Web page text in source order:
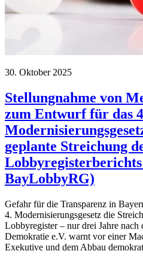
30. Oktober 2025
Stellungnahme von
zum Entwurf für das
geplante Streichung
BayLobbyRG)
Gefahr für die Transparenz in
4. Modernisierungsgesetz die
Lobbyregister – nur drei Jahre nach
Demokratie e.V. warnt vor einer
Exekutive und dem Abbau